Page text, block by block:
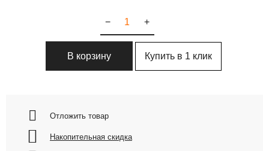
+
−
В корзину Купить в 1 клик
Отложить товар
Накопительная скидка